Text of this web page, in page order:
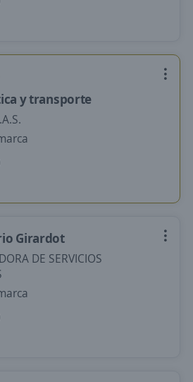
y transporte
Girardot
DE SERVICIOS